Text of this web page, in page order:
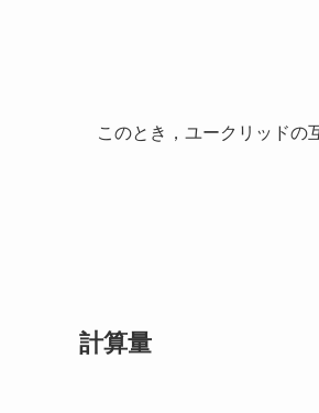
このとき，ユークリッドの
計算量